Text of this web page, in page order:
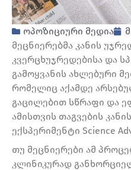
ოპოზიციური მედია
მეცნიერებმა კანის
კვერცხუჯრედებისა და
გამოყვანის ახლებური
რომელიც აქამდე
გაცილებით სწრაფი და
ამისთვის თაგვების
ექსპერიმენტი Science
თუ მეცნიერები ამ
კლინიკურად